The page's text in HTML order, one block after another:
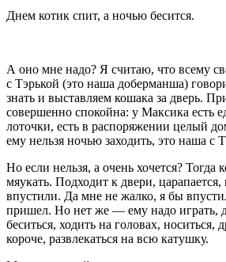
Днем котик спит, а ночью бесится.
А оно мне надо? Я считаю, что всему
с Тэрькой (это наша доберманша)
знать и выставляем кошака за дверь.
совершенно спокойна: у Максика есть
лоточки, есть в распоряжении целый
ему нельзя ночью заходить, это наша с
Но если нельзя, а очень хочется? Тогда
мяукать. Подходит к двери,
впустили. Да мне не жалко, я бы
пришел. Но нет же — ему надо играть,
беситься, ходить на головах, носиться,
короче, развлекаться на всю катушку.